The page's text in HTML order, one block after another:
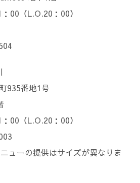
00（L.O.20：00）
935番地1号
00（L.O.20：00）
ューの提供はサイズが異なりま